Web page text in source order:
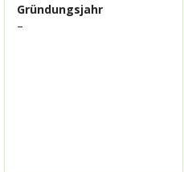
Gründungsjahr
–